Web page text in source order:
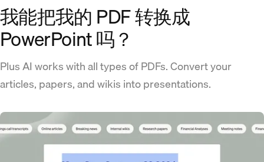
我能把我的 PDF 转换成
PowerPoint 吗？
Plus AI works with all types of PDFs. Convert your
articles, papers, and wikis into presentations.